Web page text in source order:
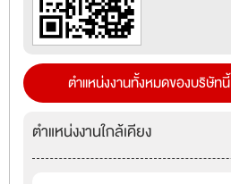
ตำแหน่งงานทั้งหมดของบริษัทนี้
ตำแหน่งงานใกล้เคียง